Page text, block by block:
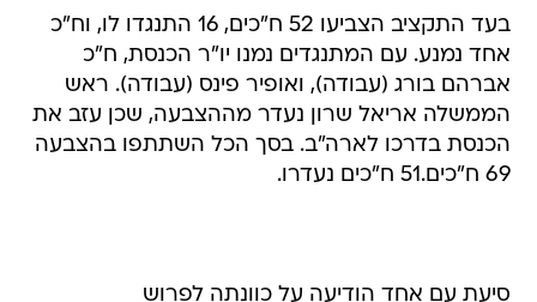
בעד התקציב הצביעו 52 ח"כים, 16 התנגדו לו, וח"כ
אחד נמנע. עם המתנגדים נמנו יו"ר הכנסת, ח"כ
אברהם בורג (עבודה), ואופיר פינס (עבודה). ראש
הממשלה אריאל שרון נעדר מההצבעה, שכן עזב את
הכנסת בדרכו לארה"ב. בסך הכל השתתפו בהצבעה
69 ח"כים.51 ח"כים נעדרו.
סיעת עם אחד הודיעה על כוונתה לפרוש